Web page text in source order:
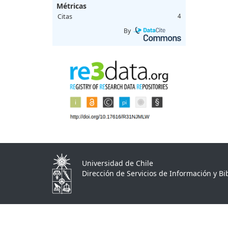
Métricas
Citas 4
By
Universidad de Chile
Dirección de Servicios de Información y